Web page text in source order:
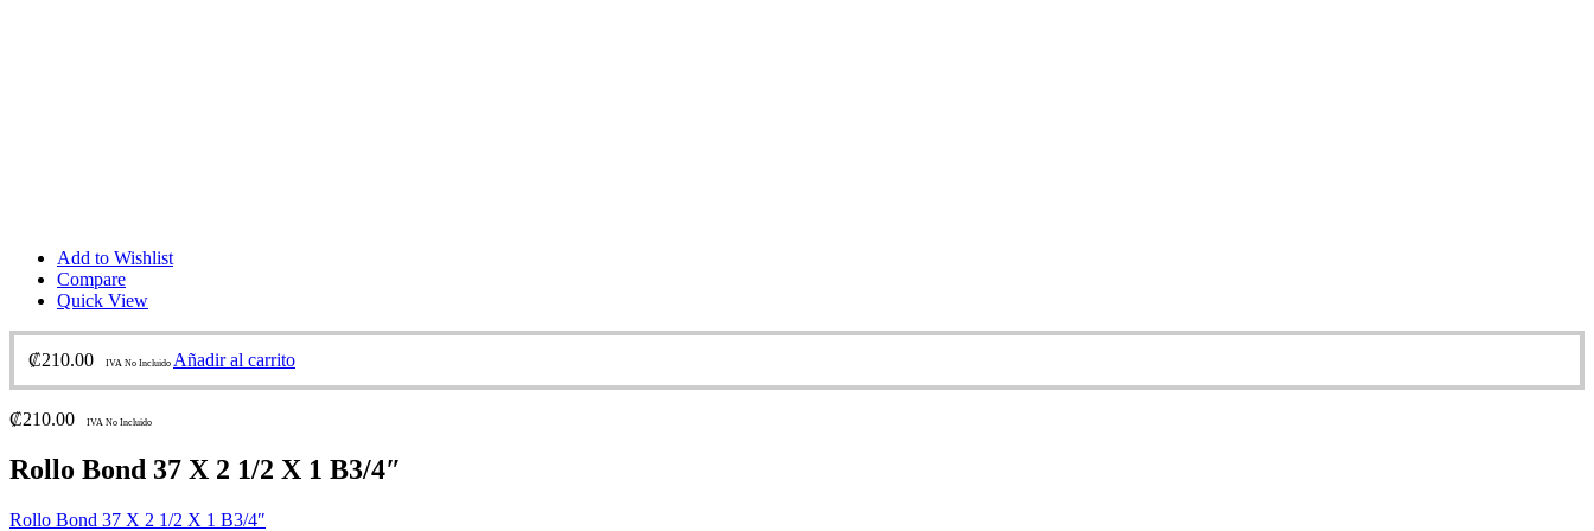
Add to Wishlist
Compare
Quick View
₡210.00 IVA No Incluido Añadir al carrito
₡210.00 IVA No Incluido
Rollo Bond 37 X 2 1/2 X 1 B3/4″
Rollo Bond 37 X 2 1/2 X 1 B3/4″